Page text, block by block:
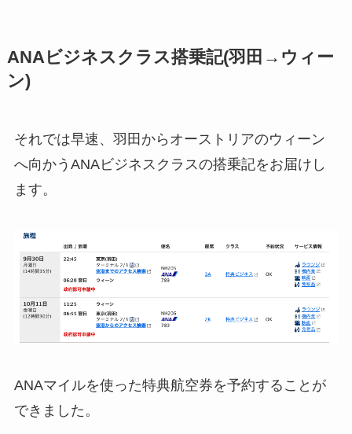
ANAビジネスクラス搭乗記(羽田→ウィー
ン)
それでは早速、羽田からオーストリアのウィーン
へ向かうANAビジネスクラスの搭乗記をお届けし
ます。
ANAマイルを使った特典航空券を予約することが
できました。